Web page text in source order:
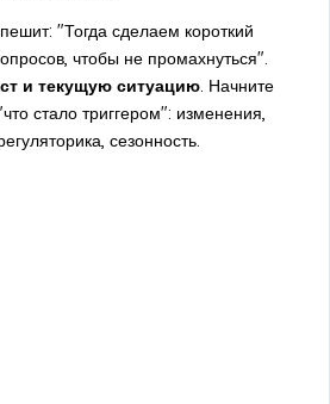
"Тогда сделаем короткий
чтобы не промахнуться".
и текущую ситуацию. Начните
стало триггером": изменения,
сезонность.